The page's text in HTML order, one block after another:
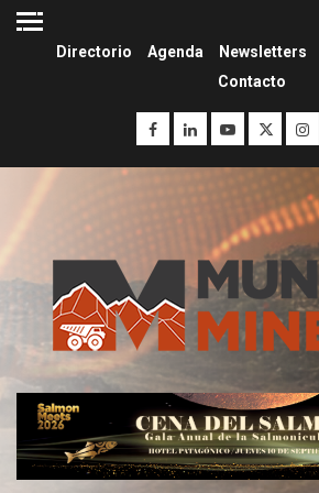
Directorio Agenda Newsletters
Contacto